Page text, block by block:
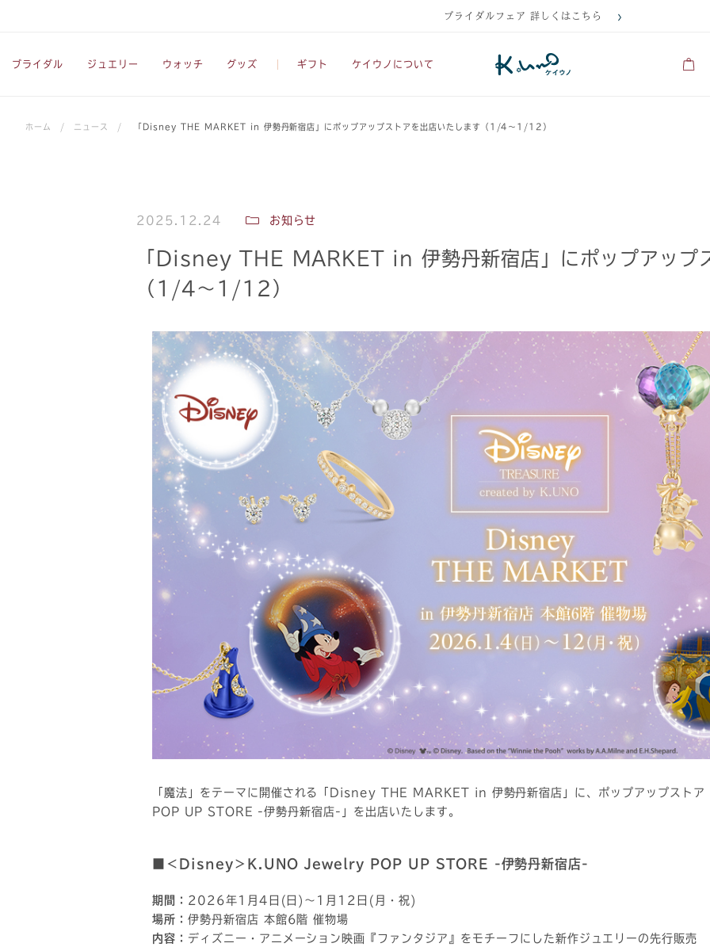
ブライダルフェア 詳しくはこちら
ブライダル ジュエリー ウォッチ グッズ ギフト ケイウノについて
ホーム / ニュース / 「Disney THE MARKET in 伊勢丹新宿店」にポップアップストアを出店いたします（1/4～1/12）
2025.12.24 お知らせ
「Disney THE MARKET in 伊勢丹新宿店」にポップアップ
（1/4～1/12）
「魔法」をテーマに開催される「Disney THE MARKET in 伊勢丹新宿店」に、ポップアップス
POP UP STORE -伊勢丹新宿店-」を出店いたします。
■＜Disney＞K.UNO Jewelry POP UP STORE -伊勢丹新宿店-
期間： 2026年1月4日(日)～1月12日(月・祝)
場所： 伊勢丹新宿店 本館6階 催物場
内容： ディズニー・アニメーション映画『ファンタジア』をモチーフにした新作ジュエリーの先行販売